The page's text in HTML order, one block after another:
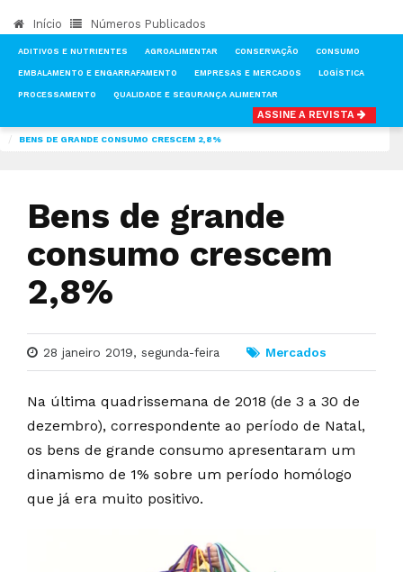
Início Números Publicados
ADITIVOS E NUTRIENTES AGROALIMENTAR CONSERVAÇÃO CONSUMO
EMBALAMENTO E ENGARRAFAMENTO EMPRESAS E MERCADOS LOGÍSTICA
PROCESSAMENTO QUALIDADE E SEGURANÇA ALIMENTAR
ASSINE A REVISTA
BENS DE GRANDE CONSUMO CRESCEM 2,8%
Bens de grande
consumo crescem
2,8%
28 janeiro 2019, segunda-feira Mercados
Na última quadrissemana de 2018 (de 3 a 30 de
dezembro), correspondente ao período de Natal,
os bens de grande consumo apresentaram um
dinamismo de 1% sobre um período homólogo
que já era muito positivo.